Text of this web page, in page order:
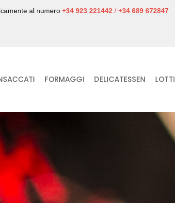
al numero +34 923 221442 / +34 689 672847
FORMAGGI DELICATESSEN LOTTI